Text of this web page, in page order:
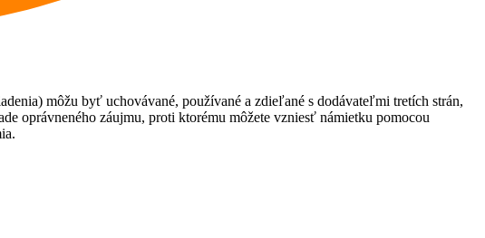
môžu byť uchovávané, používané a zdieľané s dodávateľmi tretích strán,
oprávneného záujmu, proti ktorému môžete vzniesť námietku pomocou